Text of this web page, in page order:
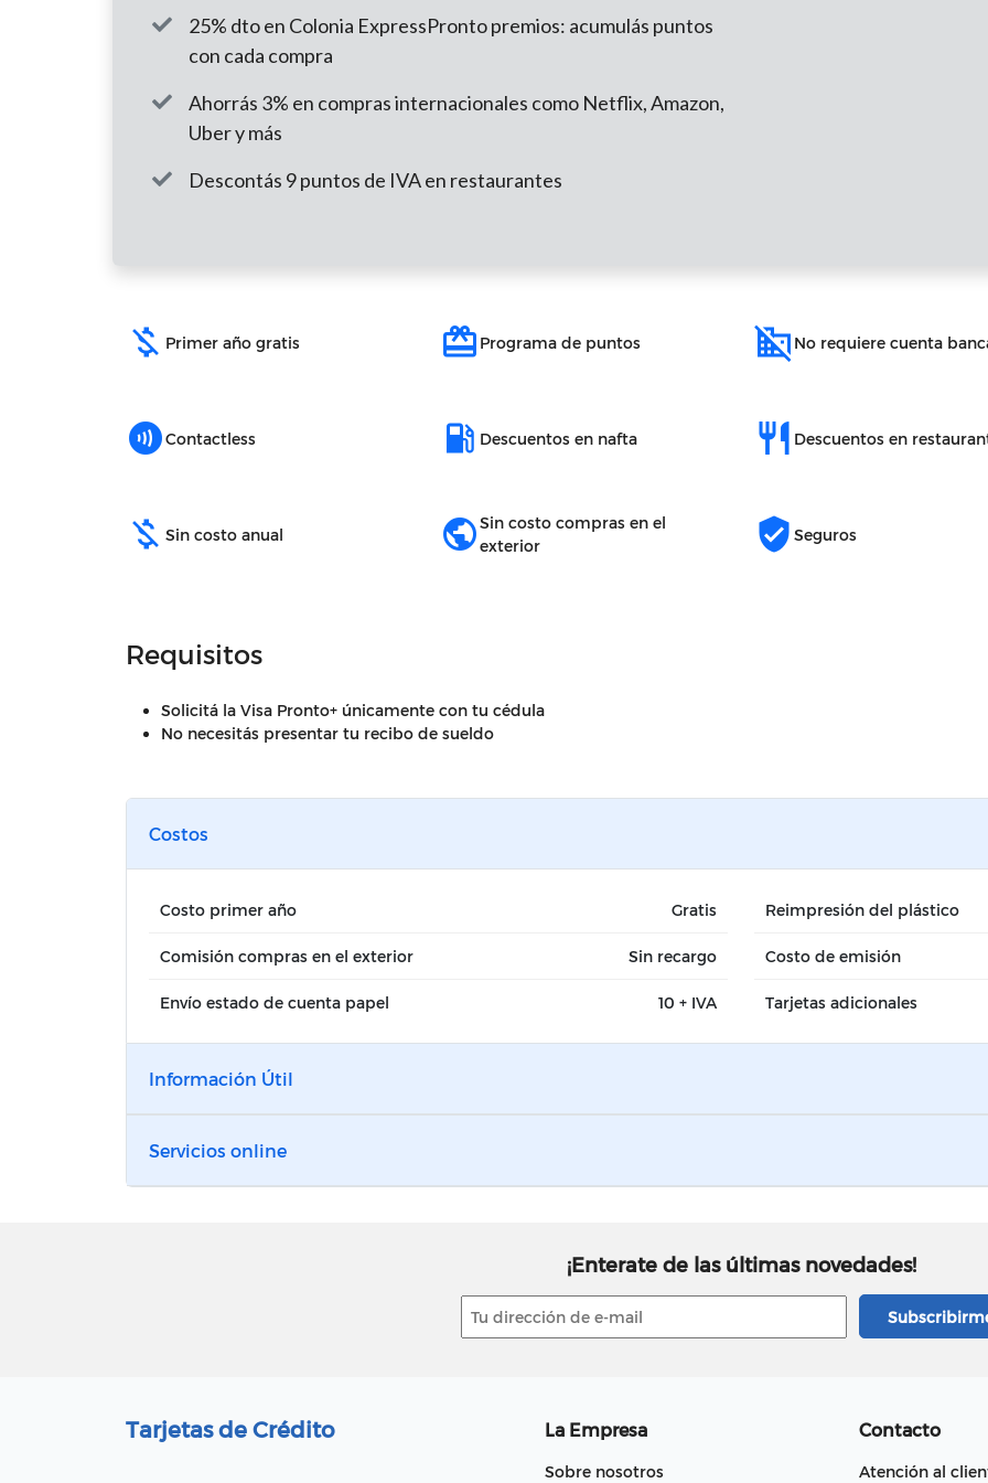
25% dto en Colonia ExpressPronto premios: acumulás puntos
con cada compra
Ahorrás 3% en compras internacionales como Netflix, Amazon,
Uber y más
Descontás 9 puntos de IVA en restaurantes
money_off Primer año gratis redeem Programa de puntos domain_disabled No requiere cuenta
contactlessContactless local_gas_station Descuentos en nafta restaurant Descuentos en
money_off Sin costo anual publicSin costo compras en el
exterior
verified_user Seguros
Requisitos
Solicitá la Visa Pronto+ únicamente con tu cédula
No necesitás presentar tu recibo de sueldo
Costos
Costo primer año Gratis
Comisión compras en el exterior Sin recargo
Envío estado de cuenta papel 10 + IVA
Reimpresión del plástico
Costo de emisión
Tarjetas adicionales
Información Útil
Servicios online
¡Enterate de las últimas novedades!
Tarjetas de Crédito La Empresa
Sobre nosotros
Contacto
Atención al